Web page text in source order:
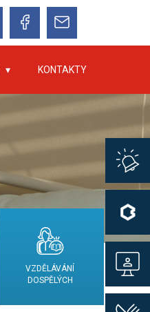
KONTAKTY
VZDĚLÁVÁNÍ
DOSPĚLÝCH